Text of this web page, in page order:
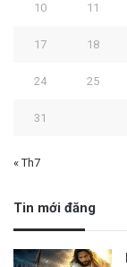
10 11
17 18
24 25
31
« Th7
Tin mới đăng